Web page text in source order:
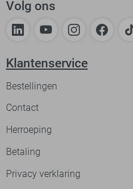
Volg ons
Klantenservice
Bestellingen
Contact
Herroeping
Betaling
Privacy verklaring